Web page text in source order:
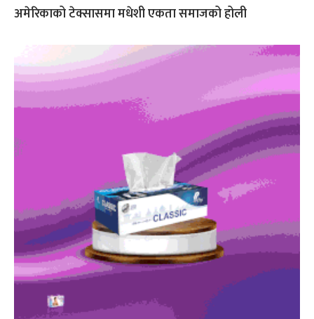
अमेरिकाको टेक्सासमा मधेशी एकता समाजको होली